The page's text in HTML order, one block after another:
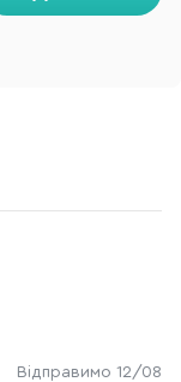
Відправимо 12/08